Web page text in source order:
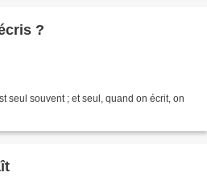
?
seul souvent ; et seul, quand on écrit, on